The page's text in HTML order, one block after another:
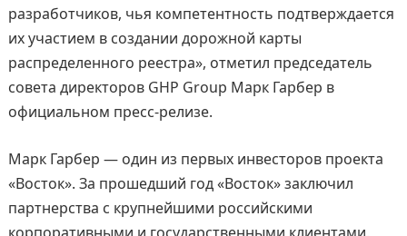
разработчиков, чья компетентность подтверждается
их участием в создании дорожной карты
распределенного реестра», отметил председатель
совета директоров GHP Group Марк Гарбер в
официальном пресс-релизе.
Марк Гарбер — один из первых инвесторов проекта
«Восток». За прошедший год «Восток» заключил
партнерства с крупнейшими российскими
корпоративными и государственными клиентами,